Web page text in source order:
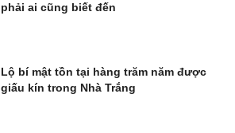
phải ai cũng biết đến
Lộ bí mật tồn tại hàng trăm năm được
giấu kín trong Nhà Trắng